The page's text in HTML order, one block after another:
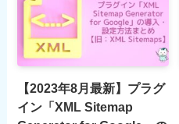
【2023年8月最新】プラグ
イン「XML Sitemap